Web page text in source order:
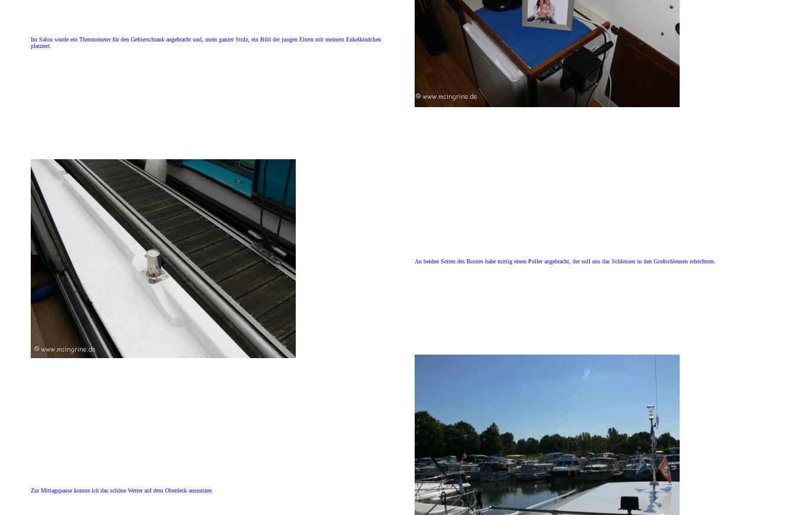
Im Salon wurde ein Thermometer für den Gefrierschrank angebracht und, mein ganzer Stolz, ein Bild der jungen Eltern mit meinem Enkelkindchen
platziert.
Zur Mittagspause konnte ich das schöne Wetter auf dem Oberdeck ausnutzen
An beiden Seiten des Bootes habe mittig einen Poller angebracht, der soll uns das Schleusen in den Großschleusen erleichtern.